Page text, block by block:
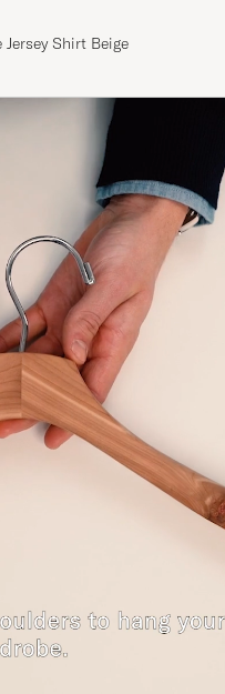
Shirt Beige